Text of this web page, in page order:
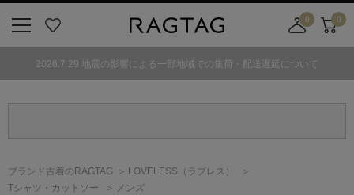
気
0
舗
カ
0
2026.7.29 地震の影響による一部地域での集荷・配送遅延について
ブランド古着のRAGTAG LOVELESS （ラブレス）
Tシャツ・カットソー
メンズ